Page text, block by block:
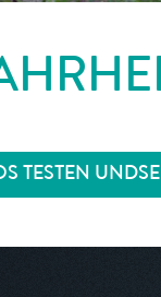
TESTEN UND